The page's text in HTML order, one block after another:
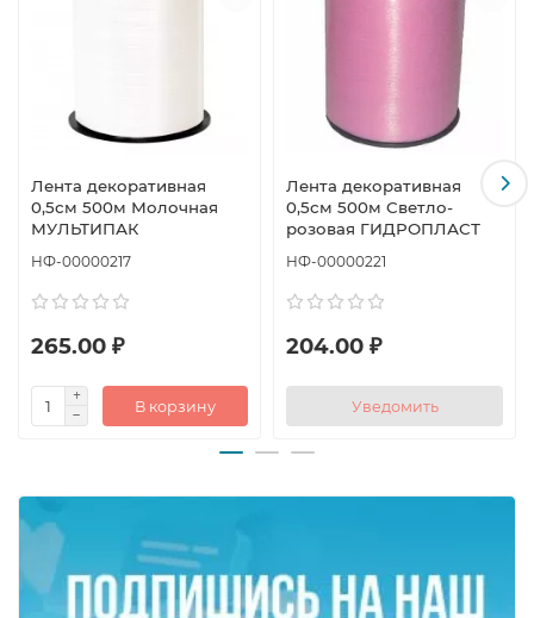
Лента декоративная
0,5см 500м Молочная
МУЛЬТИПАК
НФ-00000217
265.00 ₽
В корзину
Лента декоративная
0,5см 500м Светло-
розовая ГИДРОПЛАСТ
НФ-00000221
204.00 ₽
Уведомить